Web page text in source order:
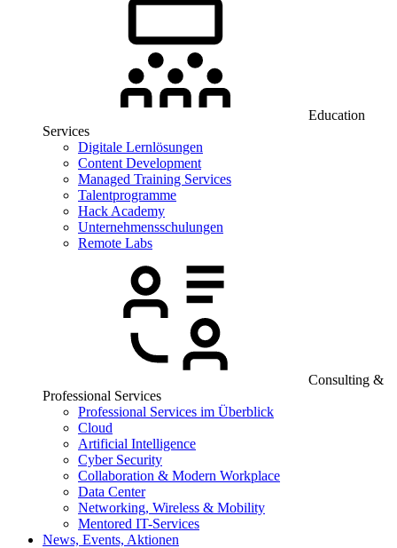
Education
Services
Digitale Lernlösungen
Content Development
Managed Training Services
Talentprogramme
Hack Academy
Unternehmensschulungen
Remote Labs
Consulting &
Professional Services
Professional Services im Überblick
Cloud
Artificial Intelligence
Cyber Security
Collaboration & Modern Workplace
Data Center
Networking, Wireless & Mobility
Mentored IT-Services
News, Events, Aktionen